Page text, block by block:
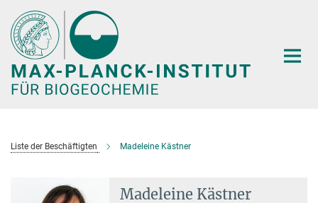
Hauptinhalt
Liste der Beschäftigten Madeleine Kästner
Madeleine Kästner